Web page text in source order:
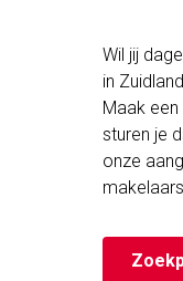
Wil jij
in
Maak
sturen je
onze